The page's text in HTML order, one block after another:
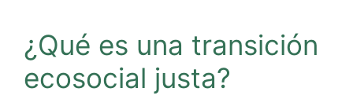
¿Qué es una transición
ecosocial justa?